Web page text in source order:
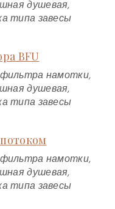
душевая,
типа завесы
BFU
намотки,
душевая,
типа завесы
намотки,
душевая,
типа завесы